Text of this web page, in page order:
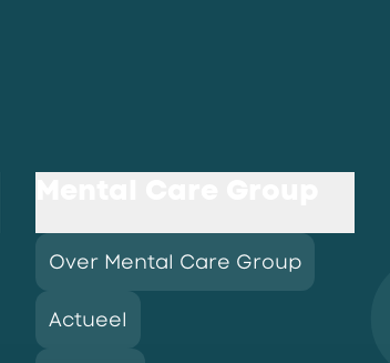
Over Mental Care Group
Actueel